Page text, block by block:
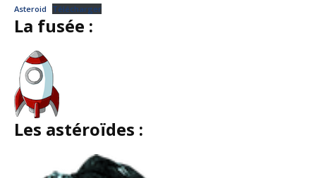
Asteroid Télécharger
La fusée :
Les astéroïdes :